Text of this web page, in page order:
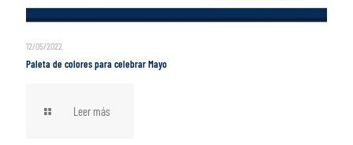
12/05/2022
Paleta de colores para celebrar Mayo
Leer más